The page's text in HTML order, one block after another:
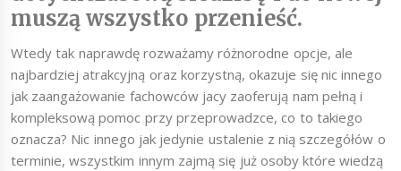
muszą wszystko przenieść.
Wtedy tak naprawdę rozważamy różnorodne opcje, ale
najbardziej atrakcyjną oraz korzystną, okazuje się nic innego
jak zaangażowanie fachowców jacy zaoferują nam pełną i
kompleksową pomoc przy przeprowadzce, co to takiego
oznacza? Nic innego jak jedynie ustalenie z nią szczegółów o
terminie, wszystkim innym zajmą się już osoby które wiedzą